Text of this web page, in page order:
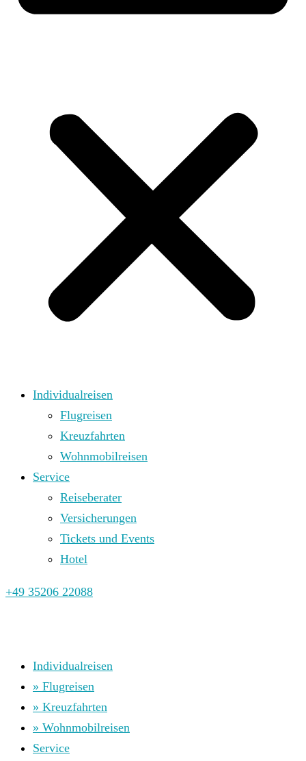
Individualreisen
Flugreisen
Kreuzfahrten
Wohnmobilreisen
Service
Reiseberater
Versicherungen
Tickets und Events
Hotel
+49 35206 22088
Individualreisen
» Flugreisen
» Kreuzfahrten
» Wohnmobilreisen
Service